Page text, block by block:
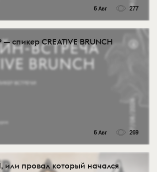
6 Авг 277
спикер CREATIVE BRUNCH
6 Авг 269
или провал который начался